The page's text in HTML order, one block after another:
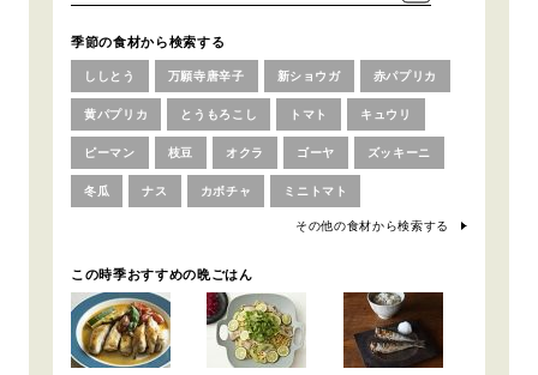
季節の食材から検索する
ししとう 万願寺唐辛子 新ショウガ 赤パプリカ
黄パプリカ とうもろこし トマト キュウリ
ピーマン 枝豆 オクラ ゴーヤ ズッキーニ
冬瓜 ナス カボチャ ミニトマト
その他の食材から検索する
この時季おすすめの晩ごはん